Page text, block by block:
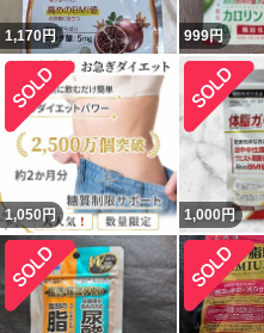
1,170円 999円
1,050円 1,000 円